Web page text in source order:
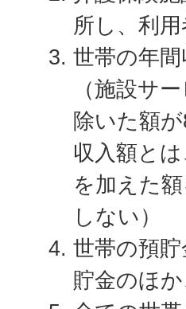
所し、利
世帯の年
（施設サ
除いた額
収入額と
を加えた
しない）
世帯の預
貯金のほ